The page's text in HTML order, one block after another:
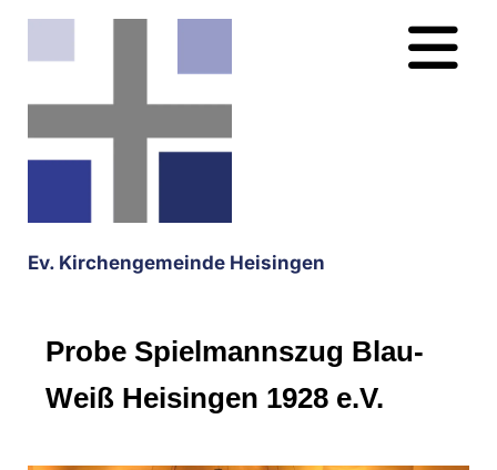
Ev. Kirchengemeinde Heisingen
Probe Spielmannszug Blau-
Weiß Heisingen 1928 e.V.